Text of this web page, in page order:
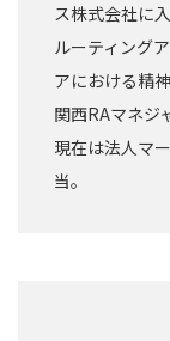
ス株式会社に
ルーティング
アにおける精
関西RAマネジ
現在は法人マ
当。